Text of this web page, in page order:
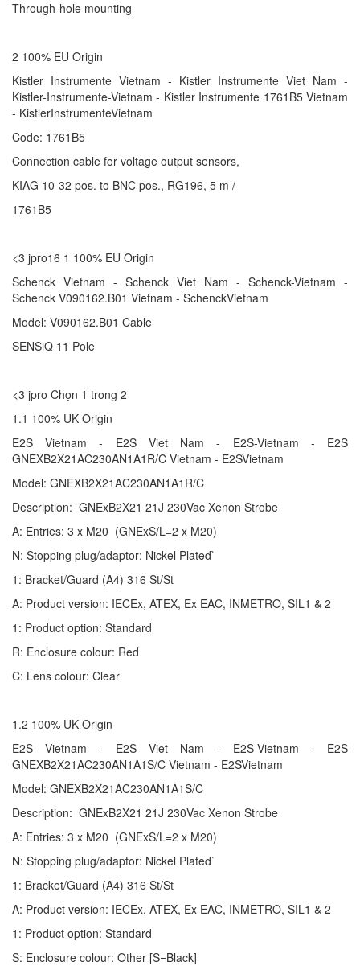
Through-hole mounting
2 100% EU Origin
Kistler Instrumente Vietnam - Kistler Instrumente Viet Nam -
Kistler-Instrumente-Vietnam - Kistler Instrumente 1761B5 Vietnam
- KistlerInstrumenteVietnam
Code: 1761B5
Connection cable for voltage output sensors,
KIAG 10-32 pos. to BNC pos., RG196, 5 m /
1761B5
<3 jpro16 1 100% EU Origin
Schenck Vietnam - Schenck Viet Nam - Schenck-Vietnam -
Schenck V090162.B01 Vietnam - SchenckVietnam
Model: V090162.B01 Cable
SENSiQ 11 Pole
<3 jpro Chọn 1 trong 2
1.1 100% UK Origin
E2S Vietnam - E2S Viet Nam - E2S-Vietnam - E2S
GNEXB2X21AC230AN1A1R/C Vietnam - E2SVietnam
Model: GNEXB2X21AC230AN1A1R/C
Description: GNExB2X21 21J 230Vac Xenon Strobe
A: Entries: 3 x M20 (GNExS/L=2 x M20)
N: Stopping plug/adaptor: Nickel Plated`
1: Bracket/Guard (A4) 316 St/St
A: Product version: IECEx, ATEX, Ex EAC, INMETRO, SIL1 & 2
1: Product option: Standard
R: Enclosure colour: Red
C: Lens colour: Clear
1.2 100% UK Origin
E2S Vietnam - E2S Viet Nam - E2S-Vietnam - E2S
GNEXB2X21AC230AN1A1S/C Vietnam - E2SVietnam
Model: GNEXB2X21AC230AN1A1S/C
Description: GNExB2X21 21J 230Vac Xenon Strobe
A: Entries: 3 x M20 (GNExS/L=2 x M20)
N: Stopping plug/adaptor: Nickel Plated`
1: Bracket/Guard (A4) 316 St/St
A: Product version: IECEx, ATEX, Ex EAC, INMETRO, SIL1 & 2
1: Product option: Standard
S: Enclosure colour: Other [S=Black]